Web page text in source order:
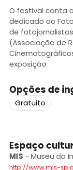
O festival conta
dedicado ao
de fotojornalistas
(Associação de
exposição.
Opções de
Gratuito
Espaço
MIS - Museu da
http://www.mis-